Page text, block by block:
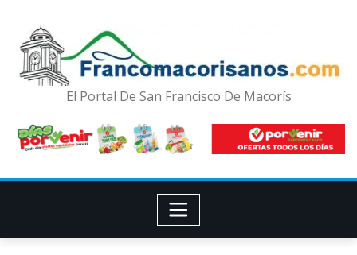
El Portal De San Francisco De Macorís